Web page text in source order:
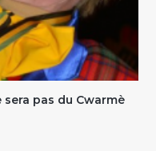
pas du Cwarmè